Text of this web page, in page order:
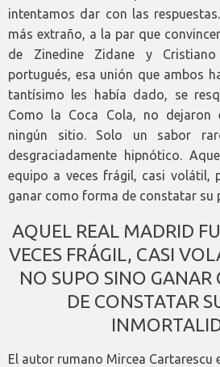
intentamos dar con las
más extraño, a la par que
de Zinedine Zidane y
portugués, esa unión que ambos
tantísimo les había dado, se
Como la Coca Cola, no dejaron
ningún sitio. Solo un sabor
desgraciadamente hipnótico.
equipo a veces frágil, casi volátil,
ganar como forma de constatar su
AQUEL REAL MADRID
VECES FRÁGIL, CASI
NO SUPO SINO
DE CONSTATAR
El autor rumano Mircea Cartarescu